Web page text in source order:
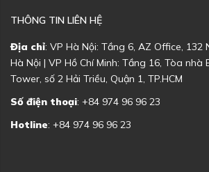
THÔNG TIN LIÊN HỆ
Địa chỉ: VP Hà Nội: Tầng 6, AZ Office, 132
Hà Nội | VP Hồ Chí Minh: Tầng 16, Tòa nhà
Tower, số 2 Hải Triều, Quận 1, TP.HCM
Số điện thoại: +84 974 96 96 23
Hotline: +84 974 96 96 23